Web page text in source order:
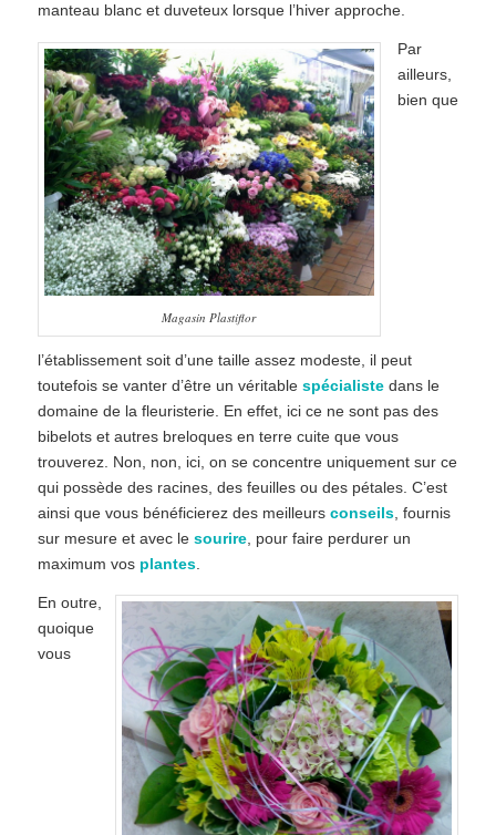
manteau blanc et duveteux lorsque l’hiver approche.
Magasin Plastiflor
Par
ailleurs,
bien que
l’établissement soit d’une taille assez modeste, il peut
toutefois se vanter d’être un véritable spécialistedans le
domaine de la fleuristerie. En effet, ici ce ne sont pas des
bibelots et autres breloques en terre cuite que vous
trouverez. Non, non, ici, on se concentre uniquement sur ce
qui possède des racines, des feuilles ou des pétales. C’est
ainsi que vous bénéficierez des meilleurs conseils, fournis
sur mesure et avec le sourire, pour faire perdurer un
maximum vos plantes.
En outre,
quoique
vous